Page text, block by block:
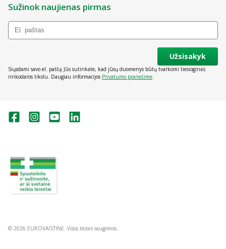
Sužinok naujienas pirmas
Užsisakyk
Siųsdami savo el. paštą Jūs sutinkate, kad jūsų duomenys būtų tvarkomi tiesioginės
rinkodaros tikslu. Daugiau informacijos Privatumo pranešime.
© 2026 EUROVAISTINĖ. Visos teisės saugomos.